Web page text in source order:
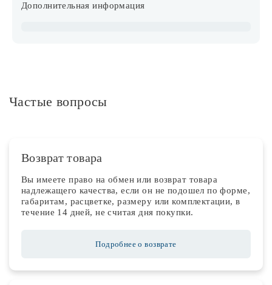
Дополнительная информация
Частые вопросы
Возврат товара
Вы имеете право на обмен или возврат товара
надлежащего качества, если он не подошел по форме,
габаритам, расцветке, размеру или комплектации, в
течение 14 дней, не считая дня покупки.
Подробнее о возврате